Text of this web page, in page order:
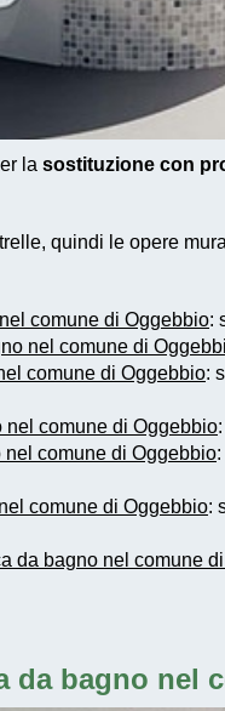
la sostituzione con
quindi le opere
comune di Oggebbio:
nel comune di
comune di Oggebbio:
comune di Oggebbio
comune di Oggebbio
comune di Oggebbio:
da bagno nel comune
da bagno nel